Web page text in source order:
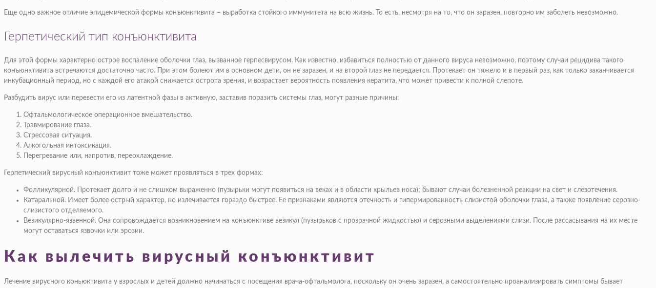
Еще одно важное отличие эпидемической формы конъюнктивита – выработка стойкого иммунитета на всю жизнь. То есть, несмотря на то, что он заразен, повторно им заболеть невозможно.
Герпетический тип конъюнктивита
Для этой формы характерно острое воспаление оболочки глаз, вызванное герпесвирусом. Как известно, избавиться полностью от данного вируса невозможно, поэтому случаи рецидива такого
конъюнктивита встречаются достаточно часто. При этом болеют им в основном дети, он не заразен, и на второй глаз не передается. Протекает он тяжело и в первый раз, как только заканчивается
инкубационный период, но с каждой его атакой снижается острота зрения, и возрастает вероятность появления кератита, что может привести к полной слепоте.
Разбудить вирус или перевести его из латентной фазы в активную, заставив поразить системы глаз, могут разные причины:
Офтальмологическое операционное вмешательство.
Травмирование глаза.
Стрессовая ситуация.
Алкогольная интоксикация.
Перегревание или, напротив, переохлаждение.
Герпетический вирусный конъюнктивит тоже может проявляться в трех формах:
Фолликулярной. Протекает долго и не слишком выраженно (пузырьки могут появиться на веках и в области крыльев носа); бывают случаи болезненной реакции на свет и слезотечения.
Катаральной. Имеет более острый характер, но излечивается гораздо быстрее. Ее признаками являются отечность и гипермированность слизистой оболочки глаза, а также появление серозно-
слизистого отделяемого.
Везикулярно-язвенной. Она сопровождается возникновением на конъюнктиве везикул (пузырьков с прозрачной жидкостью) и серозными выделениями слизи. После рассасывания на их месте
могут оставаться язвочки или эрозии.
Как вылечить вирусный конъюнктивит
Лечение вирусного коньюктивита у взрослых и детей должно начинаться с посещения врача-офтальмолога, поскольку он очень заразен, а самостоятельно проанализировать симптомы бывает